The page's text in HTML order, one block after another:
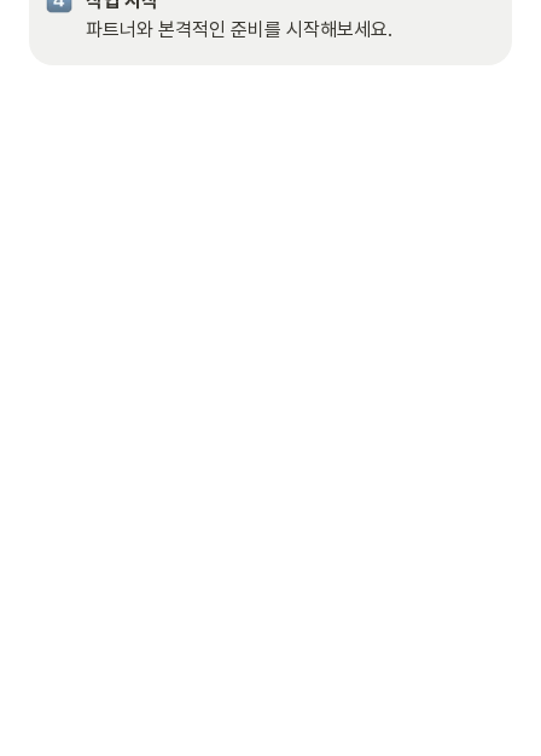
파트너와 본격적인 준비를 시작해보세요.